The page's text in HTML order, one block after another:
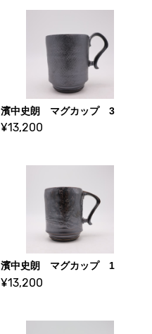
濱中史朗 マグカップ 3
¥13,200
濱中史朗 マグカップ 1
¥13,200